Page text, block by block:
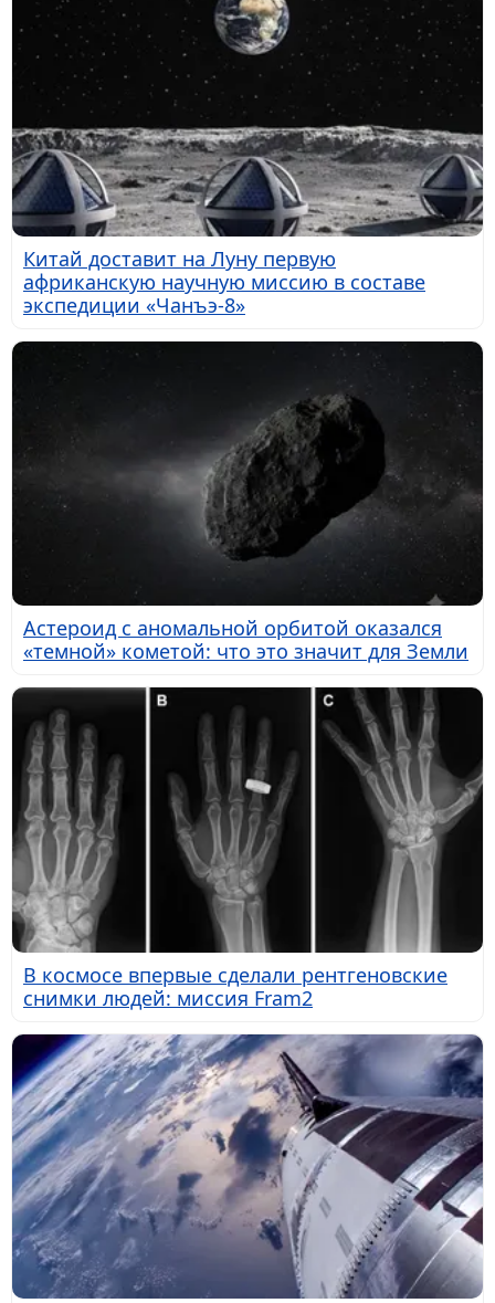
Китай доставит на Луну первую
африканскую научную миссию в составе
экспедиции «Чанъэ-8»
Астероид с аномальной орбитой оказался
«темной» кометой: что это значит для Земли
В космосе впервые сделали рентгеновские
снимки людей: миссия Fram2